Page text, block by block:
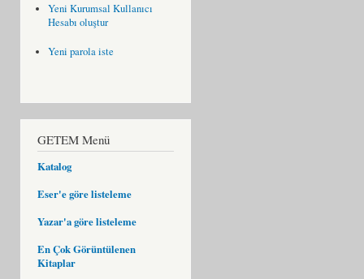
Yeni Kurumsal Kullanıcı
Hesabı oluştur
Yeni parola iste
GETEM Menü
Katalog
Eser'e göre listeleme
Yazar'a göre listeleme
En Çok Görüntülenen
Kitaplar